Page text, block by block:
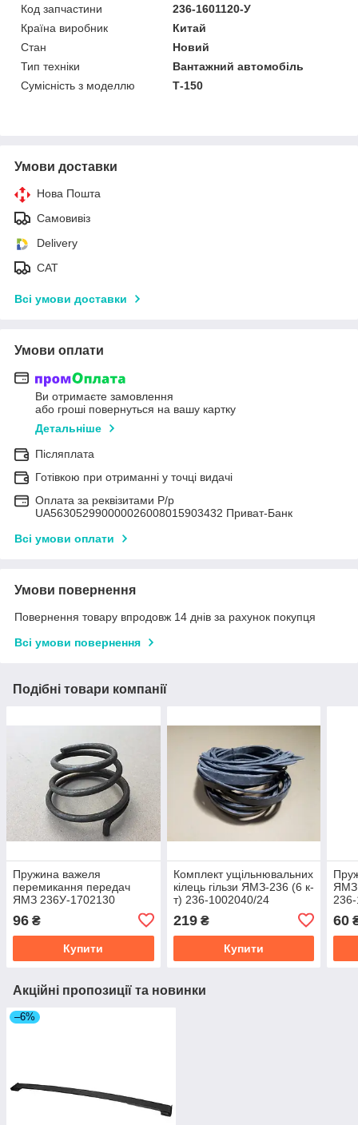
Код запчастини
236-1601120-У
Країна виробник
Китай
Стан
Новий
Тип техніки
Вантажний автомобіль
Сумісність з моделлю
Т-150
Умови доставки
Нова Пошта
Самовивіз
Delivery
САТ
Всі умови доставки
Умови оплати
Ви отримаєте замовлення
або гроші повернуться на вашу картку
Детальніше
Післяплата
Готівкою при отриманні у точці видачі
Оплата за реквізитами Р/р
UA563052990000026008015903432 Приват-Банк
Всі умови оплати
Умови повернення
Повернення товару впродовж 14 днів за рахунок покупця
Всі умови повернення
Подібні товари компанії
Пружина важеля
перемикання передач
ЯМЗ 236У-1702130
96 ₴
Купити
Комплект ущільнювальних
кілець гільзи ЯМЗ-236 (6 к-
т) 236-1002040/24
219₴
Купити
ЯМЗ
60
Акційні пропозиції та новинки
–6%